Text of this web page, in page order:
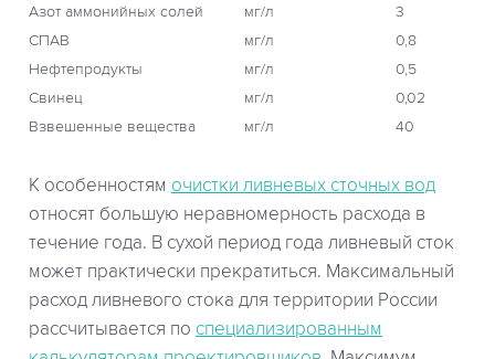
Азот аммонийных солей
мг/л
3
СПАВ
мг/л
0,8
Нефтепродукты
мг/л
0,5
Свинец
мг/л
0,02
Взвешенные вещества
мг/л 40
К особенностям очистки ливневых сточных вод
относят большую неравномерность расхода в
течение года. В сухой период года ливневый сток
может практически прекратиться. Максимальный
расход ливневого стока для территории России
рассчитывается по специализированным